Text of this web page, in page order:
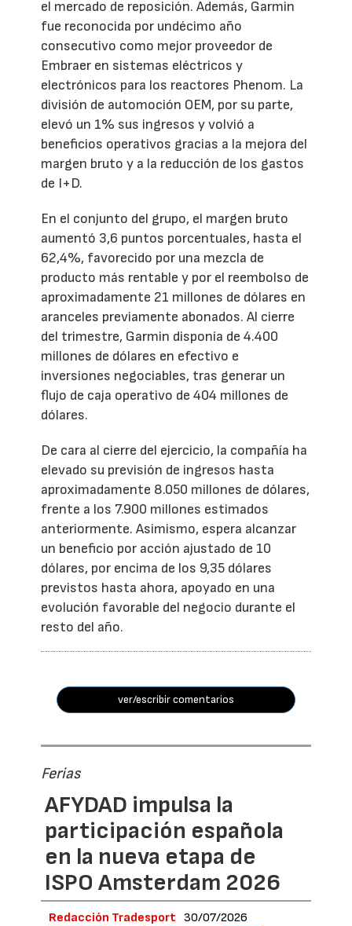
el mercado de reposición. Además, Garmin
fue reconocida por undécimo año
consecutivo como mejor proveedor de
Embraer en sistemas eléctricos y
electrónicos para los reactores Phenom. La
división de automoción OEM, por su parte,
elevó un 1% sus ingresos y volvió a
beneficios operativos gracias a la mejora del
margen bruto y a la reducción de los gastos
de I+D.
En el conjunto del grupo, el margen bruto
aumentó 3,6 puntos porcentuales, hasta el
62,4%, favorecido por una mezcla de
producto más rentable y por el reembolso de
aproximadamente 21 millones de dólares en
aranceles previamente abonados. Al cierre
del trimestre, Garmin disponía de 4.400
millones de dólares en efectivo e
inversiones negociables, tras generar un
flujo de caja operativo de 404 millones de
dólares.
De cara al cierre del ejercicio, la compañía ha
elevado su previsión de ingresos hasta
aproximadamente 8.050 millones de dólares,
frente a los 7.900 millones estimados
anteriormente. Asimismo, espera alcanzar
un beneficio por acción ajustado de 10
dólares, por encima de los 9,35 dólares
previstos hasta ahora, apoyado en una
evolución favorable del negocio durante el
resto del año.
ver/escribir comentarios
Ferias
AFYDAD impulsa la
participación española
en la nueva etapa de
ISPO Amsterdam 2026
Redacción Tradesport 30/07/2026